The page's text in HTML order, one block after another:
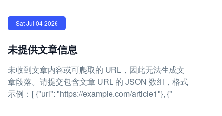
Sat Jul 04 2026
未提供文章信息
未收到文章内容或可爬取的 URL，因此无法生成文
章段落。请提交包含文章 URL 的 JSON 数组，格式
示例：[ {"url": "https://example.com/article1"}, {"